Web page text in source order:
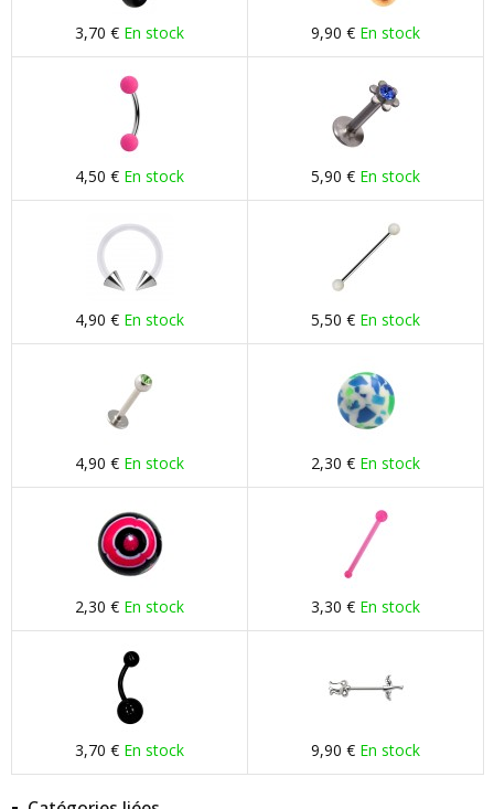
3,70 € En stock 9,90 € En stock
4,50 € En stock 5,90 € En stock
4,90 € En stock 5,50 € En stock
4,90 € En stock 2,30 € En stock
2,30 € En stock 3,30 € En stock
3,70 € En stock 9,90 € En stock